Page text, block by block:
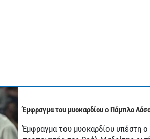
Έμφραγμα του μυοκαρδίου ο Πάμπλο
Έμφραγμα του μυοκαρδίου υπέστη